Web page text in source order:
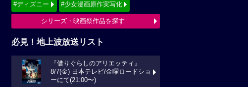
#ディズニー #少女漫画原作実写化
シリーズ・映画祭作品を探す
必見！地上波放送リスト
『借りぐらしのアリエッティ』
8/7(金) 日本テレビ/金曜ロードショ
ーにて(21:00〜)